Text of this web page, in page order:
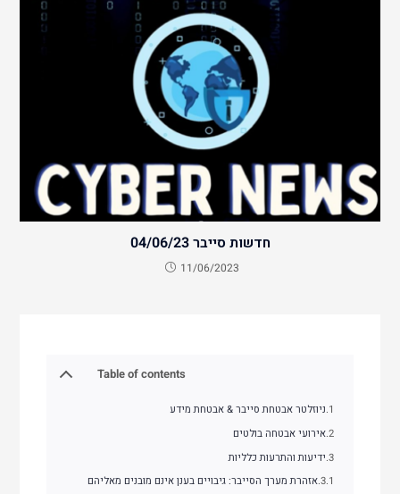
חדשות סייבר 04/06/23
11/06/2023
Table of contents
ניוזלטר אבטחת סייבר & אבטחת מידע
אירועי אבטחה בולטים
ידיעות והתרעות כלליות
אזהרת מערך הסייבר: גיבויים בענן אינם מובנים מאליהם